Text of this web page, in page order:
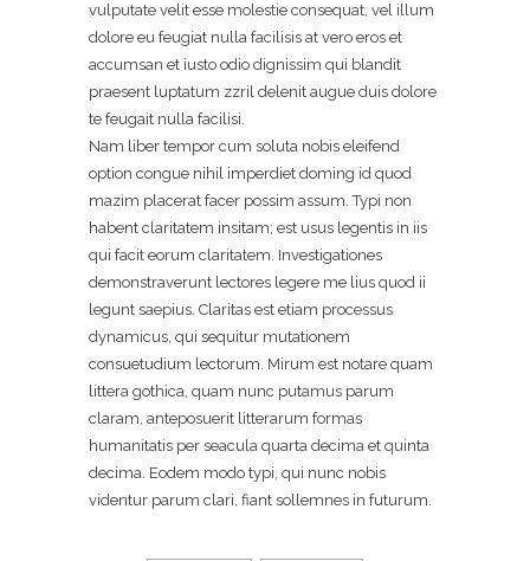
vulputate velit esse molestie consequat, vel illum
dolore eu feugiat nulla facilisis at vero eros et
accumsan et iusto odio dignissim qui blandit
praesent luptatum zzril delenit augue duis dolore
te feugait nulla facilisi.
Nam liber tempor cum soluta nobis eleifend
option congue nihil imperdiet doming id quod
mazim placerat facer possim assum. Typi non
habent claritatem insitam; est usus legentis in iis
qui facit eorum claritatem. Investigationes
demonstraverunt lectores legere me lius quod ii
legunt saepius. Claritas est etiam processus
dynamicus, qui sequitur mutationem
consuetudium lectorum. Mirum est notare quam
littera gothica, quam nunc putamus parum
claram, anteposuerit litterarum formas
humanitatis per seacula quarta decima et quinta
decima. Eodem modo typi, qui nunc nobis
videntur parum clari, fiant sollemnes in futurum.